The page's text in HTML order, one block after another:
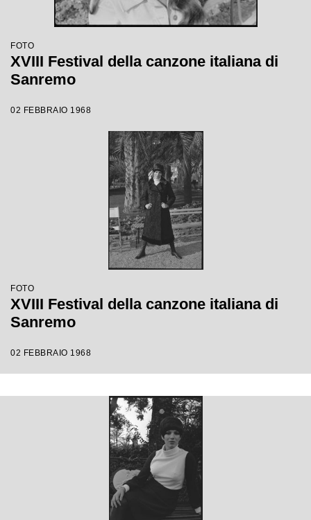
FOTO
XVIII Festival della canzone italiana di
Sanremo
02 FEBBRAIO 1968
FOTO
XVIII Festival della canzone italiana di
Sanremo
02 FEBBRAIO 1968